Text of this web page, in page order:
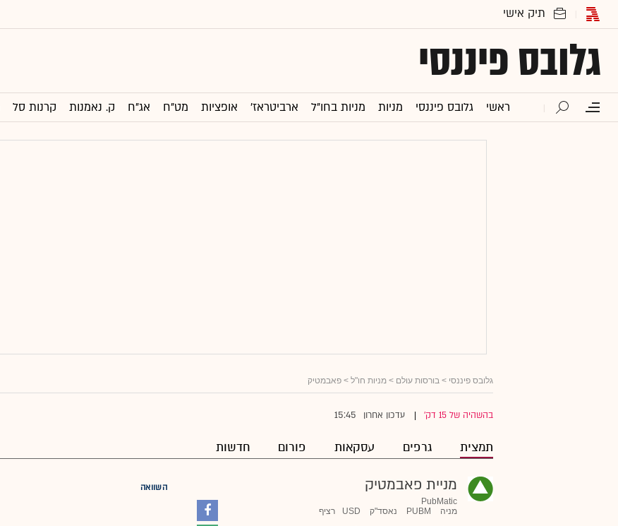
גלובס פיננסי
ראשי גלובס פיננסי מניות מניות בחו"ל ארביטראז' אופציות מט"ח אג"ח ק. נאמנות קרנות סל
גלובס פיננסי > בורסות עולם > מניות חו"ל > פאבמטיק
בהשהיה של 15 דק' עדכון אחרון 15:45
תמצית גרפים עסקאות פורום חדשות
מניית פאבמטיק
PubMatic
מניה
PUBM נאסד"ק USD רציף
השוואה